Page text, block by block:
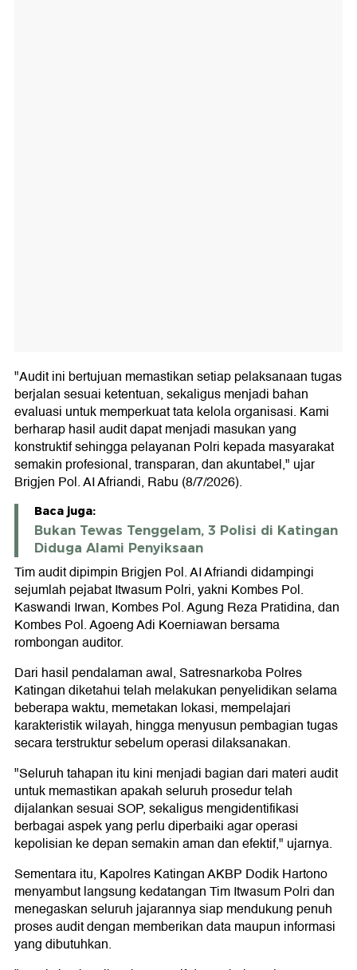
"Audit ini bertujuan memastikan setiap pelaksanaan tugas
berjalan sesuai ketentuan, sekaligus menjadi bahan
evaluasi untuk memperkuat tata kelola organisasi. Kami
berharap hasil audit dapat menjadi masukan yang
konstruktif sehingga pelayanan Polri kepada masyarakat
semakin profesional, transparan, dan akuntabel," ujar
Brigjen Pol. AI Afriandi, Rabu (8/7/2026).
Baca juga:
Bukan Tewas Tenggelam, 3 Polisi di Katingan
Diduga Alami Penyiksaan
Tim audit dipimpin Brigjen Pol. AI Afriandi didampingi
sejumlah pejabat Itwasum Polri, yakni Kombes Pol.
Kaswandi Irwan, Kombes Pol. Agung Reza Pratidina, dan
Kombes Pol. Agoeng Adi Koerniawan bersama
rombongan auditor.
Dari hasil pendalaman awal, Satresnarkoba Polres
Katingan diketahui telah melakukan penyelidikan selama
beberapa waktu, memetakan lokasi, mempelajari
karakteristik wilayah, hingga menyusun pembagian tugas
secara terstruktur sebelum operasi dilaksanakan.
"Seluruh tahapan itu kini menjadi bagian dari materi audit
untuk memastikan apakah seluruh prosedur telah
dijalankan sesuai SOP, sekaligus mengidentifikasi
berbagai aspek yang perlu diperbaiki agar operasi
kepolisian ke depan semakin aman dan efektif," ujarnya.
Sementara itu, Kapolres Katingan AKBP Dodik Hartono
menyambut langsung kedatangan Tim Itwasum Polri dan
menegaskan seluruh jajarannya siap mendukung penuh
proses audit dengan memberikan data maupun informasi
yang dibutuhkan.